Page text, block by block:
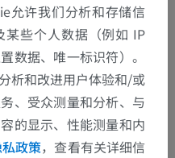
允许我们分析和存储信
某些个人数据（例如 IP
数据、唯一标识符）。
析和改进用户体验和/或
、受众测量和分析、与
的显示、性能测量和内
政策，查看有关详细信